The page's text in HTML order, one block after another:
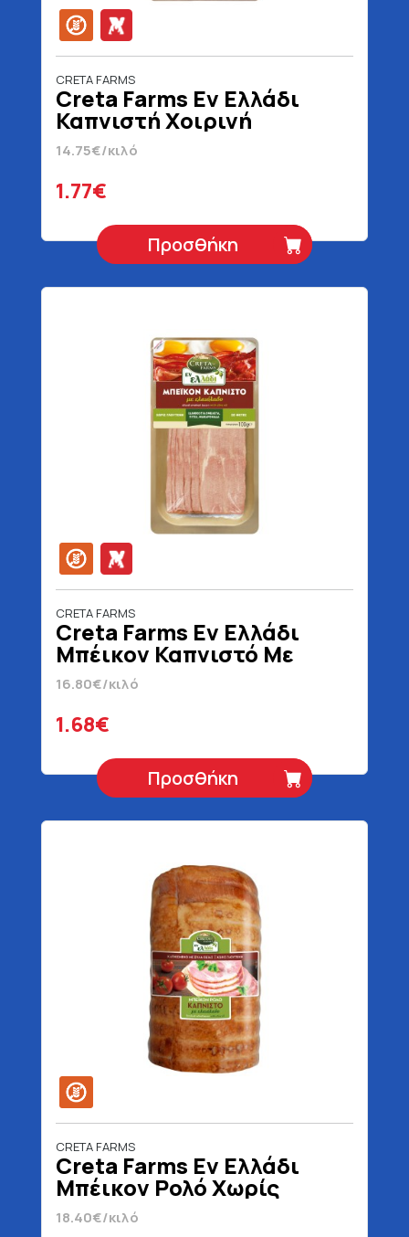
CRETA FARMS
Creta Farms Εν Ελλάδι
Καπνιστή Χοιρινή
Μπριζόλα Με Ελαιόλαδο Σε
Φέτες Χωρίς Γλουτένη 120
gr
14.75€/κιλό
1.77€
Προσθήκη
CRETA FARMS
Creta Farms Εν Ελλάδι
Μπέικον Καπνιστό Με
Ελαιόλαδο Σε Φέτες Χωρίς
Γλουτένη 100 gr
16.80€/κιλό
1.68€
Προσθήκη
CRETA FARMS
Creta Farms Εν Ελλάδι
Μπέικον Ρολό Χωρίς
Γλουτένη
18.40€/κιλό